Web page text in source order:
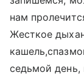
нам
Жесткое
седьмой день,